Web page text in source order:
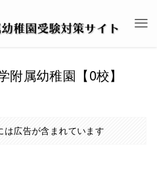
附属幼稚園【0校】
は広告が含まれています